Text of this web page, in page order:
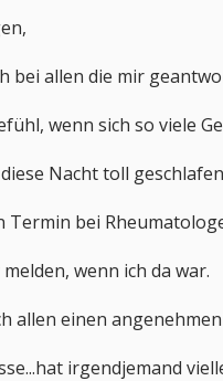
bei allen die mir
wenn sich so viele
Nacht toll
Termin bei
wenn ich da war.
allen einen
irgendjemand